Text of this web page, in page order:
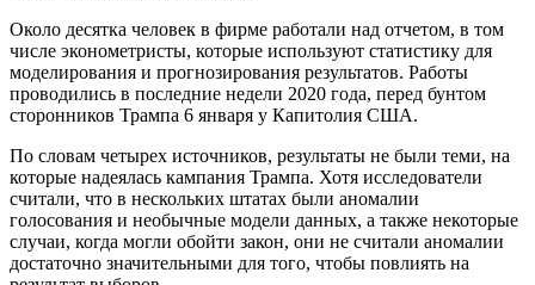
Около десятка человек в фирме работали над отчетом, в том
числе эконометристы, которые используют статистику для
моделирования и прогнозирования результатов. Работы
проводились в последние недели 2020 года, перед бунтом
сторонников Трампа 6 января у Капитолия США.
По словам четырех источников, результаты не были теми, на
которые надеялась кампания Трампа. Хотя исследователи
считали, что в нескольких штатах были аномалии
голосования и необычные модели данных, а также некоторые
случаи, когда могли обойти закон, они не считали аномалии
достаточно значительными для того, чтобы повлиять на